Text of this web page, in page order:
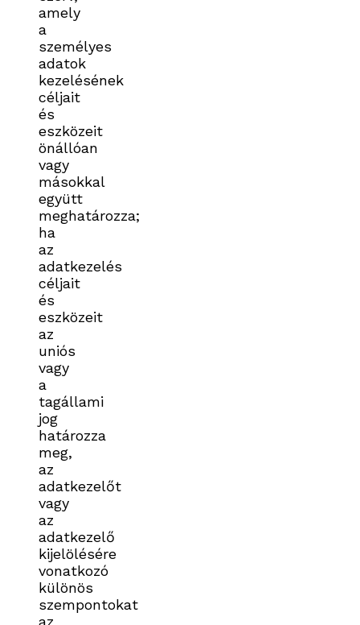
amely
a
személyes
adatok
kezelésének
céljait
és
eszközeit
önállóan
vagy
másokkal
együtt
meghatározza;
ha
az
adatkezelés
céljait
és
eszközeit
az
uniós
vagy
a
tagállami
jog
határozza
meg,
az
adatkezelőt
vagy
az
adatkezelő
kijelölésére
vonatkozó
különös
szempontokat
az